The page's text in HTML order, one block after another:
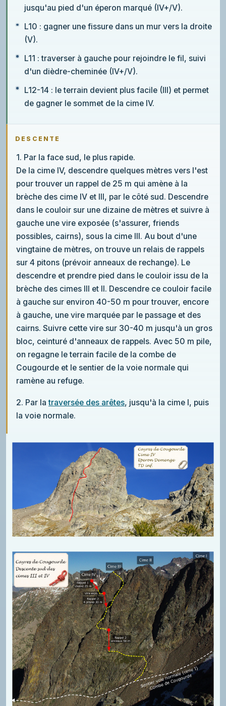
jusqu'au pied d'un éperon marqué (IV+/V).
L10 : gagner une fissure dans un mur vers la droite
(V).
L11 : traverser à gauche pour rejoindre le fil, suivi
d'un dièdre-cheminée (IV+/V).
L12-14 : le terrain devient plus facile (III) et permet
de gagner le sommet de la cime IV.
DESCENTE
1. Par la face sud, le plus rapide.
De la cime IV, descendre quelques mètres vers l'est
pour trouver un rappel de 25 m qui amène à la
brèche des cime IV et III, par le côté sud. Descendre
dans le couloir sur une dizaine de mètres et suivre à
gauche une vire exposée (s'assurer, friends
possibles, cairns), sous la cime III. Au bout d'une
vingtaine de mètres, on trouve un relais de rappels
sur 4 pitons (prévoir anneaux de rechange). Le
descendre et prendre pied dans le couloir issu de la
brèche des cimes III et II. Descendre ce couloir facile
à gauche sur environ 40-50 m pour trouver, encore
à gauche, une vire marquée par le passage et des
cairns. Suivre cette vire sur 30-40 m jusqu'à un gros
bloc, ceinturé d'anneaux de rappels. Avec 50 m pile,
on regagne le terrain facile de la combe de
Cougourde et le sentier de la voie normale qui
ramène au refuge.
2. Par latraversée des arêtes, jusqu'à la cime I, puis
la voie normale.